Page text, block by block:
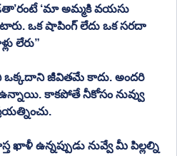
‘మా అమ్మకి వయసు
ఒక షాపింగ్ లేదు ఒక సరదా
లేరు”
ఒక్కదాని జీవితమే కాదు. అందరి
కాకపోతే నీకోసం నువ్వు
ఖాళీ ఉన్నప్పుడు నువ్వే మీ పిల్లల్ని